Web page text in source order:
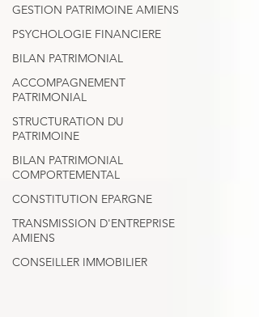
GESTION PATRIMOINE AMIENS
PSYCHOLOGIE FINANCIERE
BILAN PATRIMONIAL
ACCOMPAGNEMENT
PATRIMONIAL
STRUCTURATION DU
PATRIMOINE
BILAN PATRIMONIAL
COMPORTEMENTAL
CONSTITUTION EPARGNE
TRANSMISSION D'ENTREPRISE
AMIENS
CONSEILLER IMMOBILIER